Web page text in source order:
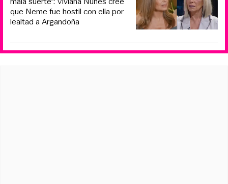
que Neme fue hostil con ella por
lealtad a Argandoña